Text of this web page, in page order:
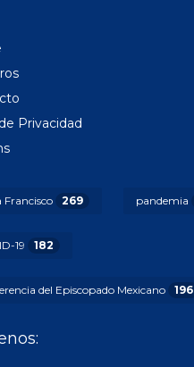
Privacidad
Francisco 269 pandemia
19 182
del Episcopado Mexicano 196